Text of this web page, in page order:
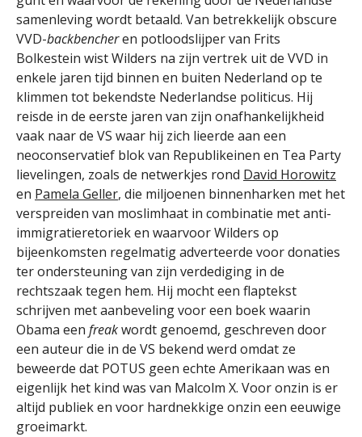
samenleving wordt betaald. Van betrekkelijk obscure
VVD-backbencheren potloodslijper van Frits
Bolkestein wist Wilders na zijn vertrek uit de VVD in
enkele jaren tijd binnen en buiten Nederland op te
klimmen tot bekendste Nederlandse politicus. Hij
reisde in de eerste jaren van zijn onafhankelijkheid
vaak naar de VS waar hij zich lieerde aan een
neoconservatief blok van Republikeinen en Tea Party
lievelingen, zoals de netwerkjes rond David Horowitz
en Pamela Geller, die miljoenen binnenharken met het
verspreiden van moslimhaat in combinatie met anti-
immigratieretoriek en waarvoor Wilders op
bijeenkomsten regelmatig adverteerde voor donaties
ter ondersteuning van zijn verdediging in de
rechtszaak tegen hem. Hij mocht een flaptekst
schrijven met aanbeveling voor een boek waarin
Obama een freakwordt genoemd, geschreven door
een auteur die in de VS bekend werd omdat ze
beweerde dat POTUS geen echte Amerikaan was en
eigenlijk het kind was van Malcolm X. Voor onzin is er
altijd publiek en voor hardnekkige onzin een eeuwige
groeimarkt.